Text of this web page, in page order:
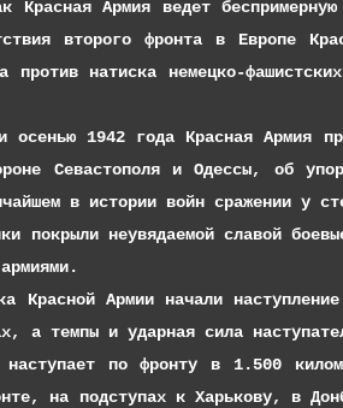
Армия ведет беспримерную в
второго фронта в Европе
против натиска немецко-
1942 года Красная Армия
Севастополя и Одессы, об
в истории войн сражении у
покрыли неувядаемой славой
Армии начали наступление
а темпы и ударная сила
по фронту в 1.500
на подступах к Харькову, в